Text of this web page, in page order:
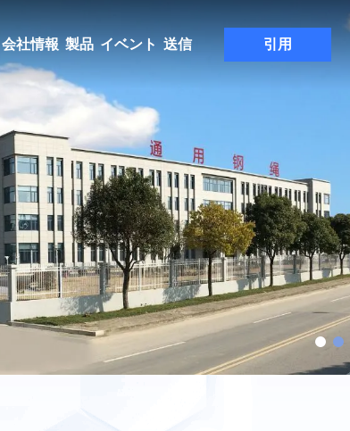
会社情報 製品 イベント 送信 引用